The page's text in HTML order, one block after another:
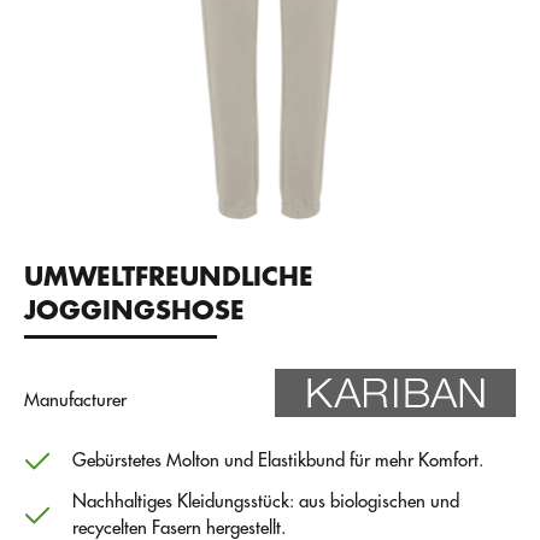
UMWELTFREUNDLICHE
JOGGINGSHOSE
Manufacturer
Gebürstetes Molton und Elastikbund für mehr Komfort.
Nachhaltiges Kleidungsstück: aus biologischen und
recycelten Fasern hergestellt.